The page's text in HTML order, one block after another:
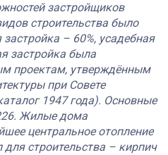
застройщиков
строительства было
– 60%, усадебная
застройка была
проектам, утверждённым
при Совете
1947 года). Основные
Жилые дома
центральное отопление
строительства – кирпич